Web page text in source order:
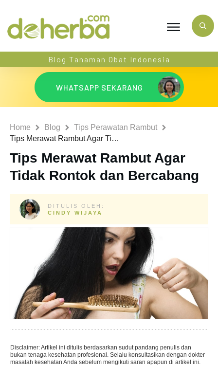
Blog Tanaman Obat Indonesia
WHATSAPP SEKARANG
Home Blog
Tips Perawatan Rambut
Tips Merawat Rambut Agar Tidak Rontok dan Bercabang
Tips Merawat Rambut Agar
Tidak Rontok dan Bercabang
DITULIS OLEH:
CINDY WIJAYA
Disclaimer: Artikel ini ditulis berdasarkan sudut pandang penulis dan
bukan tenaga kesehatan profesional. Selalu konsultasikan dengan dokter
masalah kesehatan Anda sebelum mengikuti saran apapun di artikel ini.